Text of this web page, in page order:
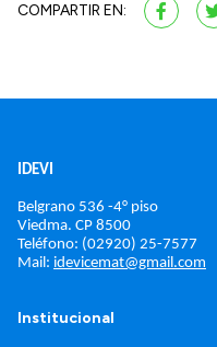
COMPARTIR EN:
IDEVI
Belgrano 536 -4° piso
Viedma. CP 8500
Teléfono: (02920) 25-7577
Mail: idevicemat@gmail.com
Institucional